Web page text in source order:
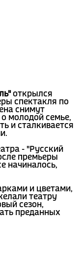
открылся
спектакля по
снимут
молодой семье,
и сталкивается
- "Русский
премьеры
начиналось,
и цветами,
театру
сезон,
преданных